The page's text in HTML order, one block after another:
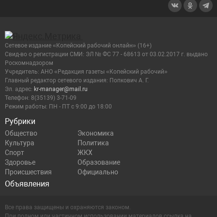
Рубрики
Общество
Экономика
Культура
Политика
Спорт
ЖКХ
Здоровье
Образование
Происшествия
Официально
Объявления
Сетевое издание «Копейский рабочий онлайн» (16+)
Cвид-во о регистрации СМИ: ЭЛ № ФС 77 - 68613 от 03.02.2017 г. выдано
Роскомнадзором
Учредитель: АНО «Редакция газеты «Копейский рабочий»
Главный редактор сетевого издания: Попкович А. Г.
Эл. адрес: kr-manager@mail.ru
Телефон: 8(35139) 3-71-09
Режим работы: ПН - ПТ с 9:00 до 18:00
Все права защищены и охраняются законом.